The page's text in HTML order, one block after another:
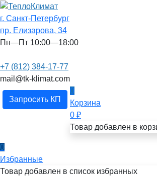
г. Санкт-Петербург
пр. Елизарова, 34
Пн—Пт 10:00—18:00
+7 (812) 384-17-77
mail@tk-klimat.com
Запросить КП
0
Корзина
0 ₽
Товар добавлен в
0
Избранные
Товар добавлен в список избранных